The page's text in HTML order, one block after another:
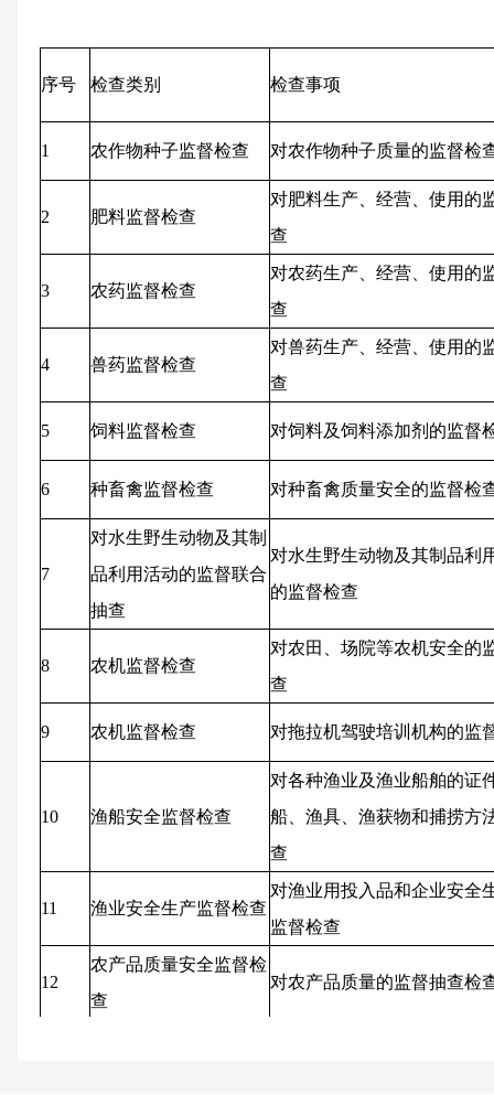
序号 检查类别 检查事项
1 农作物种子监督检查 对农作物种子质量的监督检
2 肥料监督检查
对肥料生产、经营、使用的
查
3 农药监督检查
对农药生产、经营、使用的
查
4 兽药监督检查
对兽药生产、经营、使用的
查
5 饲料监督检查 对饲料及饲料添加剂的监督
6 种畜禽监督检查 对种畜禽质量安全的监督检
7
对水生野生动物及其制
品利用活动的监督联合
抽查
对水生野生动物及其制品利
的监督检查
8 农机监督检查
对农田、场院等农机安全的
查
9 农机监督检查 对拖拉机驾驶培训机构的监
10 渔船安全监督检查
对各种渔业及渔业船舶的证
船、渔具、渔获物和捕捞方
查
11 渔业安全生产监督检查
对渔业用投入品和企业安全
监督检查
12
农产品质量安全监督检
查
对农产品质量的监督抽查检